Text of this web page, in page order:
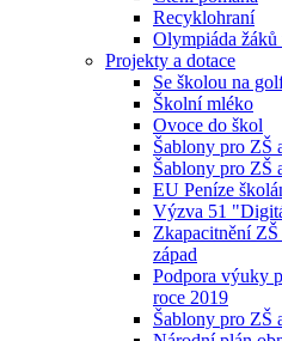
Recyklohraní
Olympiáda žáků
Projekty a dotace
Se školou na
Školní mléko
Ovoce do škol
Šablony pro ZŠ
Šablony pro ZŠ
EU Peníze
Výzva 51
Zkapacitnění
západ
Podpora výuky
roce 2019
Šablony pro ZŠ